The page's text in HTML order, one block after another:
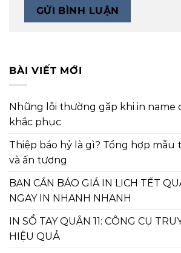
BÀI VIẾT MỚI
Những lỗi thường gặp khi in name
khắc phục
Thiệp báo hỷ là gì? Tổng hợp mẫu
và ấn tượng
BẠN CẦN BÁO GIÁ IN LỊCH TẾT
NGAY IN NHANH NHANH
IN SỔ TAY QUẬN 11: CÔNG CỤ
HIỆU QUẢ